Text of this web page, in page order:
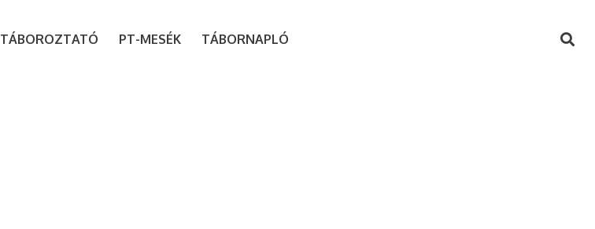
TÁBOROZTATÓ PT-MESÉK TÁBORNAPLÓ